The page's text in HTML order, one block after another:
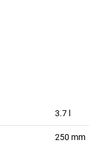
3.7
250 mm